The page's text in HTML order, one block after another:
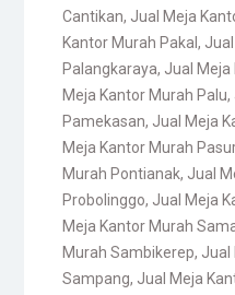
Cantikan, Jual Meja
Kantor Murah Pakal ,
Palangkaraya, Jual Meja
Meja Kantor Murah Palu,
Pamekasan, Jual Meja
Meja Kantor Murah
Murah Pontianak, Jual
Probolinggo, Jual Meja
Meja Kantor Murah
Murah Sambikerep, Jual
Sampang, Jual Meja